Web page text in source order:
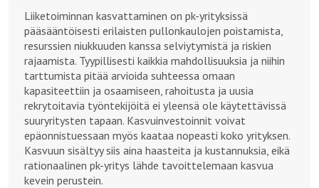
Liiketoiminnan kasvattaminen on pk-yrityksissä
pääsääntöisesti erilaisten pullonkaulojen poistamista,
resurssien niukkuuden kanssa selviytymistä ja riskien
rajaamista. Tyypillisesti kaikkia mahdollisuuksia ja niihin
tarttumista pitää arvioida suhteessa omaan
kapasiteettiin ja osaamiseen, rahoitusta ja uusia
rekrytoitavia työntekijöitä ei yleensä ole käytettävissä
suuryritysten tapaan. Kasvuinvestoinnit voivat
epäonnistuessaan myös kaataa nopeasti koko yrityksen.
Kasvuun sisältyy siis aina haasteita ja kustannuksia, eikä
rationaalinen pk-yritys lähde tavoittelemaan kasvua
kevein perustein.